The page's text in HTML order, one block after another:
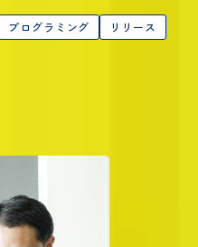
プログラミング
リリース